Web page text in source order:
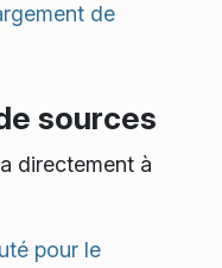
de
sources
directement à
pour le